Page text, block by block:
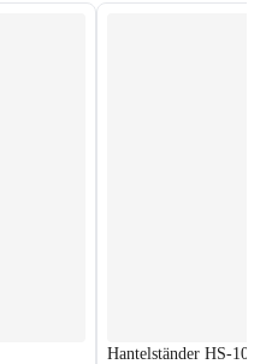
Hantelständer HS-